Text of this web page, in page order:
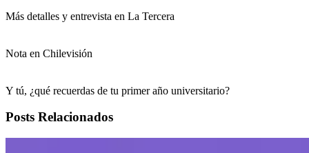
Más detalles y entrevista en La Tercera
Nota en Chilevisión
Y tú, ¿qué recuerdas de tu primer año universitario?
Posts Relacionados